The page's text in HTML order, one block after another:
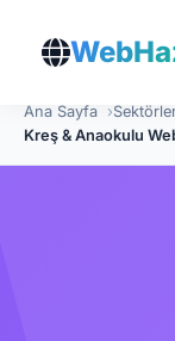
Ana Sayfa
Kreş & Anaokulu